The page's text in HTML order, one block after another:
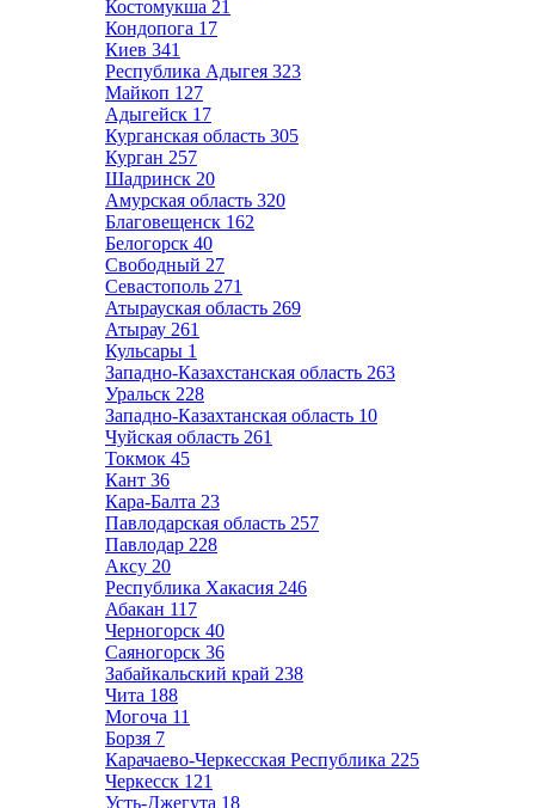
Костомукша 21
Кондопога 17
Киев 341
Республика Адыгея 323
Майкоп 127
Адыгейск 17
Курганская область 305
Курган 257
Шадринск 20
Амурская область 320
Благовещенск 162
Белогорск 40
Свободный 27
Севастополь 271
Атырауская область 269
Атырау 261
Кульсары 1
Западно-Казахстанская область 263
Уральск 228
Западно-Казахтанская область 10
Чуйская область 261
Токмок 45
Кант 36
Кара-Балта 23
Павлодарская область 257
Павлодар 228
Аксу 20
Республика Хакасия 246
Абакан 117
Черногорск 40
Саяногорск 36
Забайкальский край 238
Чита 188
Могоча 11
Борзя 7
Карачаево-Черкесская Республика 225
Черкесск 121
Усть-Джегута 18